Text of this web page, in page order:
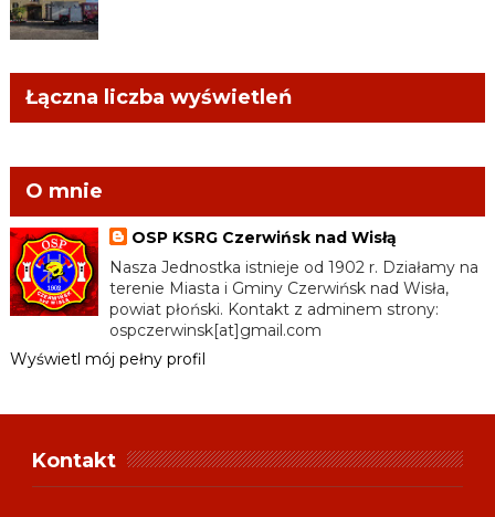
Łączna liczba wyświetleń
O mnie
OSP KSRG Czerwińsk nad Wisłą
Nasza Jednostka istnieje od 1902 r. Działamy na
terenie Miasta i Gminy Czerwińsk nad Wisła,
powiat płoński. Kontakt z adminem strony:
ospczerwinsk[at]gmail.com
Wyświetl mój pełny profil
Kontakt